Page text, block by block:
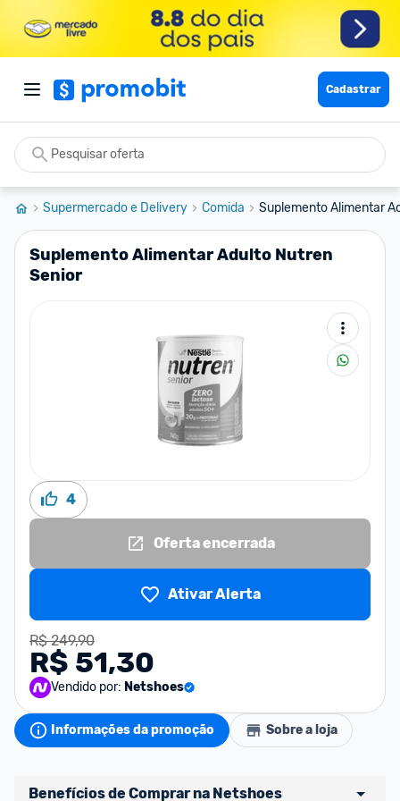
Cadastrar
Supermercado e Delivery Comida Suplemento Alimentar
Suplemento Alimentar Adulto Nutren
Senior
4
Oferta encerrada
Ativar Alerta
R$ 249,90
R$ 51,30
Vendido por: Netshoes
Informações da promoção Sobre a loja
Benefícios de Comprar na Netshoes